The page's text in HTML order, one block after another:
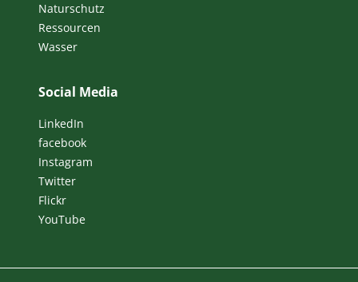
Naturschutz
Ressourcen
Wasser
Social Media
LinkedIn
facebook
Instagram
Twitter
Flickr
YouTube